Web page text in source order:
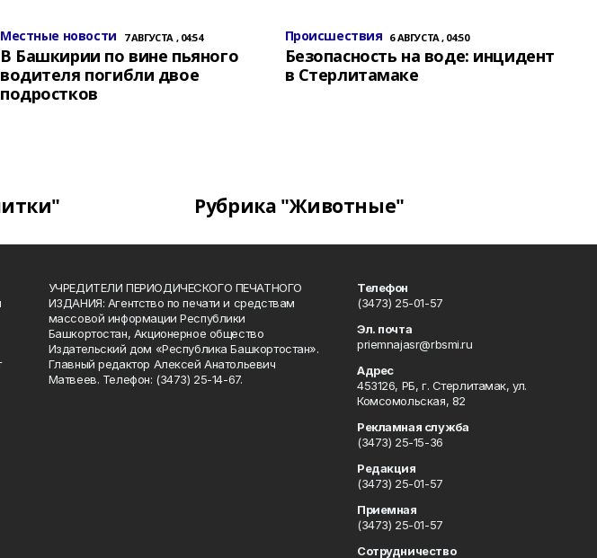
Местные новости 7 АВГУСТА , 04:54
В Башкирии по вине пьяного
водителя погибли двое
подростков
Происшествия 6 АВГУСТА , 04:50
Безопасность на воде: инцидент
в Стерлитамаке
Рубрика "Животные"
УЧРЕДИТЕЛИ ПЕРИОДИЧЕСКОГО ПЕЧАТНОГО
ИЗДАНИЯ: Агентство по печати и средствам
массовой информации Республики
Башкортостан, Акционерное общество
Издательский дом «Республика Башкортостан».
Главный редактор Алексей Анатольевич
Матвеев. Телефон: (3473) 25-14-67.
Телефон
(3473) 25-01-57
Эл. почта
priemnajasr@rbsmi.ru
Адрес
453126, РБ, г. Стерлитамак, ул.
Комсомольская, 82
Рекламная служба
(3473) 25-15-36
Редакция
(3473) 25-01-57
Приемная
(3473) 25-01-57
Сотрудничество